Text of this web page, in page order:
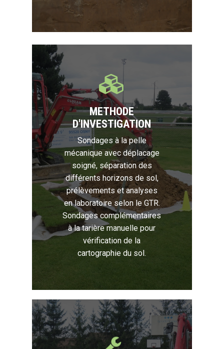
METHODE
D'INVESTIGATION
Sondages à la pelle
mécanique avec déplacage
soigné, séparation des
différents horizons de sol,
prélèvements et analyses
en laboratoire selon le GTR.
Sondages complémentaires
à la tarière manuelle pour
vérification de la
cartographie du sol.